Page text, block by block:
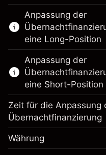
Dieser Finanzmarkt
Trading zur
Erfahren Sie mehr
CFDs
Anpassung der
eine Long-Position
Margin. Ihre
Anpassung der
Anpassung der
eine Short-Position
Zeit für die Anpassung
Übernachtfinanzierung
Währung